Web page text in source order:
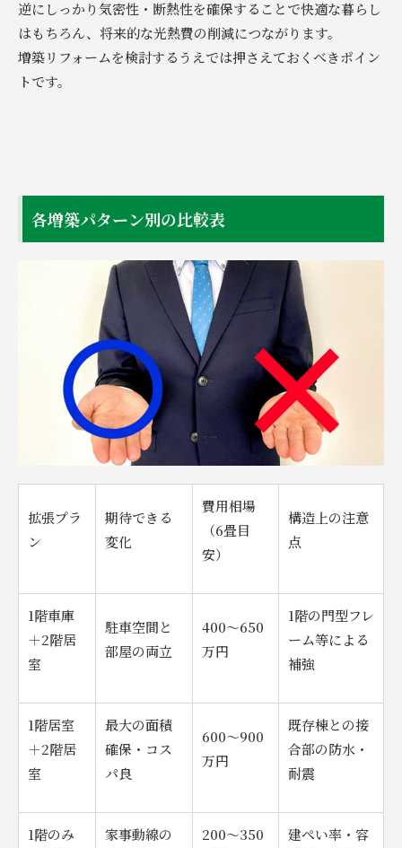
逆にしっかり気密性・断熱性を確保することで快適な暮らし
はもちろん、将来的な光熱費の削減につながります。
増築リフォームを検討するうえでは押さえておくべきポイン
トです。
各増築パターン別の比較表
拡張プラ
ン
期待できる
変化
費用相場
（6畳目
安）
構造上の注意
点
1階車庫
＋2階居
室
駐車空間と
部屋の両立
400〜650
万円
1階の門型フレ
ーム等による
補強
1階居室
＋2階居
室
最大の面積
確保・コス
パ良
600〜900
万円
既存棟との接
合部の防水・
耐震
1階のみ
家事動線の
200〜350
建ぺい率・容